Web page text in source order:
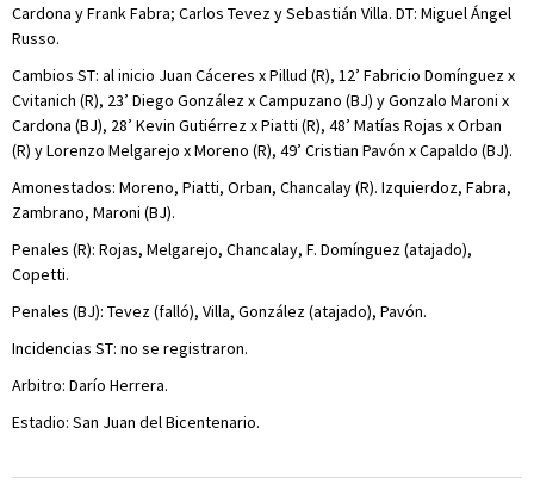
Cardona y Frank Fabra; Carlos Tevez y Sebastián Villa. DT: Miguel Ángel
Russo.
Cambios ST: al inicio Juan Cáceres x Pillud (R), 12’ Fabricio Domínguez x
Cvitanich (R), 23’ Diego González x Campuzano (BJ) y Gonzalo Maroni x
Cardona (BJ), 28’ Kevin Gutiérrez x Piatti (R), 48’ Matías Rojas x Orban
(R) y Lorenzo Melgarejo x Moreno (R), 49’ Cristian Pavón x Capaldo (BJ).
Amonestados: Moreno, Piatti, Orban, Chancalay (R). Izquierdoz, Fabra,
Zambrano, Maroni (BJ).
Penales (R): Rojas, Melgarejo, Chancalay, F. Domínguez (atajado),
Copetti.
Penales (BJ): Tevez (falló), Villa, González (atajado), Pavón.
Incidencias ST: no se registraron.
Arbitro: Darío Herrera.
Estadio: San Juan del Bicentenario.